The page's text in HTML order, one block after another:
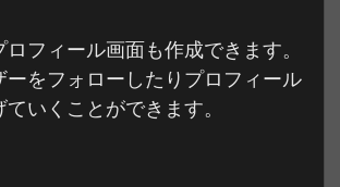
フィール画面も作成できます。
をフォローしたりプロフィール
いくことができます。